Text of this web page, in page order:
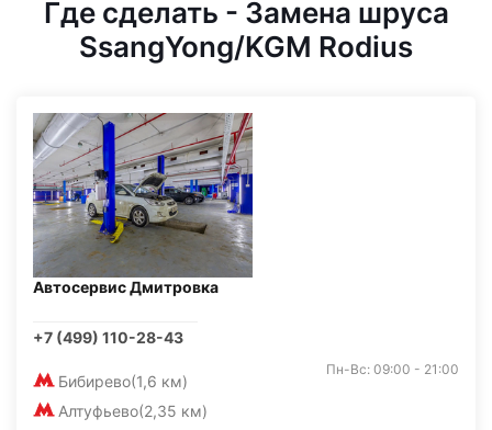
Где сделать - Замена шруса
SsangYong/KGM Rodius
Автосервис Дмитровка
+7 (499) 110-28-43
Бибирево(1,6 км)
Алтуфьево(2,35 км)
Пн-Вс: 09:00 - 21:00